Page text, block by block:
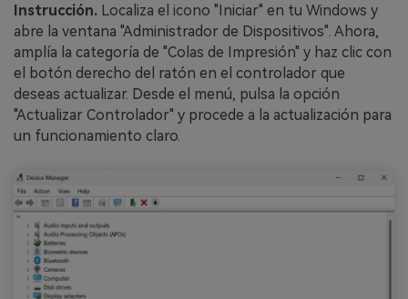
Instrucción. Localiza el icono "Iniciar" en tu Windows y
abre la ventana "Administrador de Dispositivos". Ahora,
amplía la categoría de "Colas de Impresión" y haz clic con
el botón derecho del ratón en el controlador que
deseas actualizar. Desde el menú, pulsa la opción
"Actualizar Controlador" y procede a la actualización para
un funcionamiento claro.